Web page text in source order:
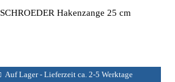
SCHROEDER Hakenzange 25 cm
Auf Lager - Lieferzeit ca. 2-5 Werktage